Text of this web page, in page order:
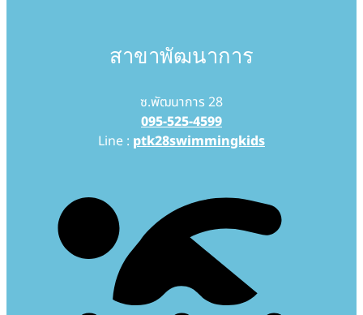
สาขาพัฒนาการ
ซ.พัฒนาการ 28
095-525-4599
Line : ptk28swimmingkids